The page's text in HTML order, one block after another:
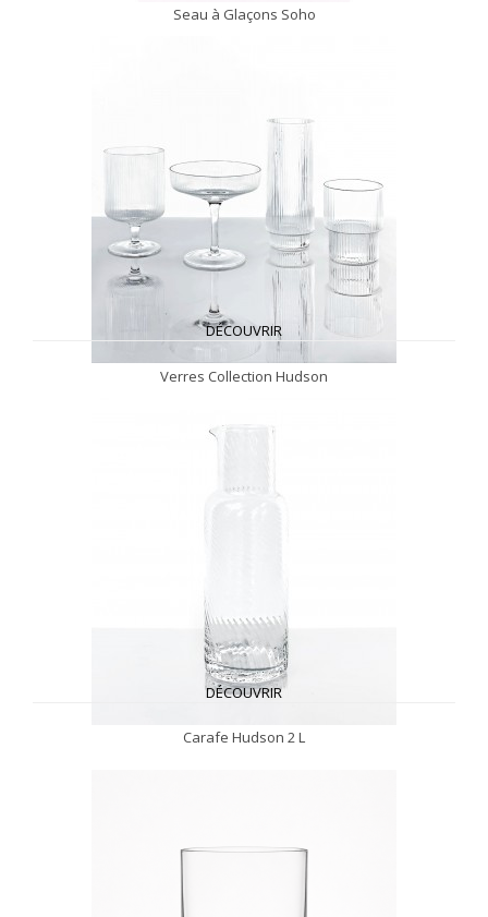
Seau à Glaçons Soho
DÉCOUVRIR
Verres Collection Hudson
DÉCOUVRIR
Carafe Hudson 2 L